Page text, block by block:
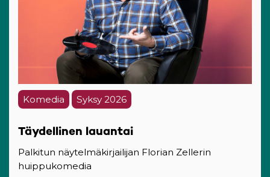
Komedia Syksy 2026
Täydellinen lauantai
Palkitun näytelmäkirjailijan Florian Zellerin
huippukomedia